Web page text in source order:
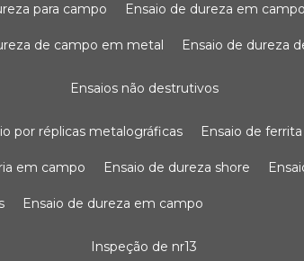
para campo ensaio de dureza em
de campo em metal ensaio de dureza
ensaios não destrutivos
por réplicas metalográficas ensaio de
em campo ensaio de dureza shore
ensaio de dureza em campo
inspeção de nr13